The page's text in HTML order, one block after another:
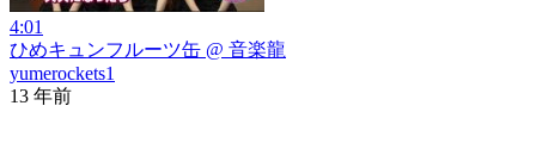
4:01
ひめキュンフルーツ缶 @ 音楽龍
yumerockets1
13 年前